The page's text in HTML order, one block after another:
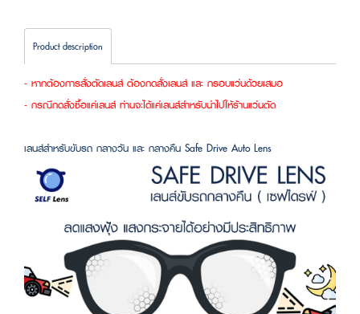
Product description
- หากต้องการสั่งตัดเลนส์ ต้องกดสั่งเลนส์ และ กรอบแว่นด้วยเสมอ
- กรณีกดสั่งซื้อแค่เลนส์ ท่านจะได้แค่เลนส์สำหรับนำไปให้ร้านแว่นตัด
เลนส์สำหรับขับรถ กลางวัน และ กลางคืน Safe Drive Auto Lens